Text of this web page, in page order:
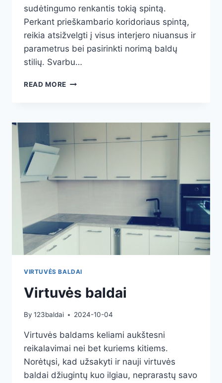
sudėtingumo renkantis tokią spintą.
Perkant prieškambario koridoriaus spintą,
reikia atsižvelgti į visus interjero niuansus ir
parametrus bei pasirinkti norimą baldų
stilių. Svarbu…
READ MORE PRIEŠKAMBARIO
VIRTUVĖS BALDAI
Virtuvės baldai
By 123baldai 2024-10-04
Virtuvės baldams keliami aukštesni
reikalavimai nei bet kuriems kitiems.
Norėtųsi, kad užsakyti ir nauji virtuvės
baldai džiugintų kuo ilgiau, neprarastų savo